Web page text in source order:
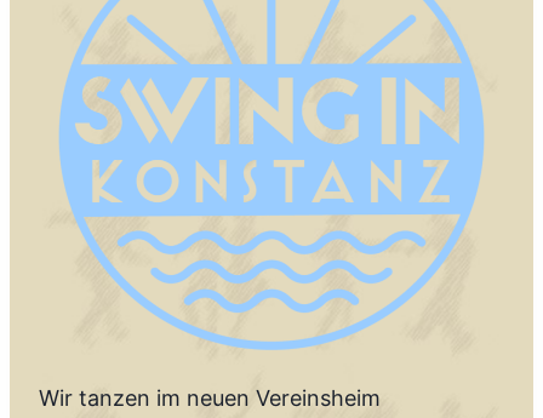
Wir tanzen im neuen Vereinsheim